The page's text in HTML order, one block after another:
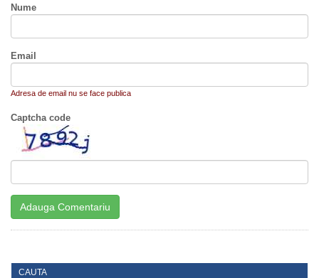
Nume
Email
Adresa de email nu se face publica
Captcha code
CAUTA